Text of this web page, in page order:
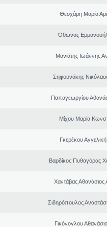
Θεοχάρη Μαρία
Όθωνας
Μανιάτης Ιωάννης
Σηφουνάκης
Παπαγεωργίου
Μίχου Μαρία
Γκερέκου
Βαρδίκος Πυθαγόρας
Χαντάβας Αθανάσιος
Σιδηρόπουλος
Γικόνογλου